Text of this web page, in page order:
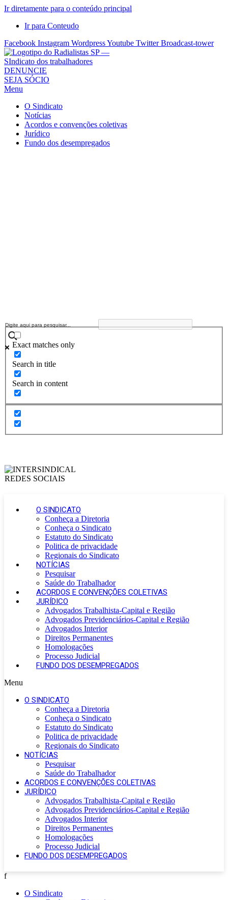
Ir diretamente para o conteúdo principal
Ir para Conteudo
Facebook Instagram WordpressYoutube Twitter Broadcast-tower
Sindicato
dos
Radialistas
São
Paulo
Sindicato
DENUNCIE
SEJA SÓCIO
Menu
O Sindicato
Notícias
Acordos e convenções coletivas
Jurídico
Fundo dos desempregados
Exact matches only
Search in title
Search in content
O SINDICATO
Conheça a Diretoria
Conheça o Sindicato
Estatuto do Sindicato
Politica de privacidade
Regionais do Sindicato
NOTÍCIAS
Pesquisar
Saúde do Trabalhador
ACORDOS E CONVENÇÕES COLETIVAS
JURÍDICO
Advogados Trabalhista-Capital e Região
Advogados Previdenciários-Capital e Região
Advogados Interior
Direitos Permanentes
Homologações
Processo Judicial
FUNDO DOS DESEMPREGADOS
Menu
O SINDICATO
Conheça a Diretoria
Conheça o Sindicato
Estatuto do Sindicato
Politica de privacidade
Regionais do Sindicato
NOTÍCIAS
Pesquisar
Saúde do Trabalhador
ACORDOS E CONVENÇÕES COLETIVAS
JURÍDICO
Advogados Trabalhista-Capital e Região
Advogados Previdenciários-Capital e Região
Advogados Interior
Direitos Permanentes
Homologações
Processo Judicial
FUNDO DOS DESEMPREGADOS
f
O Sindicato